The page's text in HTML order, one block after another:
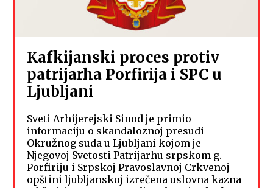
Kafkijanski proces protiv
patrijarha Porfirija i SPC u
Ljubljani
Sveti Arhijerejski Sinod je primio
informaciju o skandaloznoj presudi
Okružnog suda u Ljubljani kojom je
Njegovoj Svetosti Patrijarhu srpskom g.
Porfiriju i Srpskoj Pravoslavnoj Crkvenoj
opštini ljubljanskoj izrečena uslovna kazna